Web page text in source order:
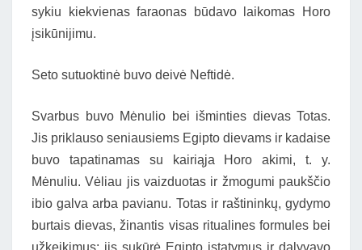
sykiu kiekvienas faraonas būdavo laikomas Horo
įsikūnijimu.
Seto sutuoktinė buvo deivė Neftidė.
Svarbus buvo Mėnulio bei išminties dievas Totas.
Jis priklauso seniausiems Egipto dievams ir kadaise
buvo tapatinamas su kairiąja Horo akimi, t. y.
Mėnuliu. Vėliau jis vaizduotas ir žmogumi paukščio
ibio galva arba pavianu. Totas ir raštininkų, gydymo
burtais dievas, žinantis visas ritualines formules bei
užkeikimus; jis sukūrė Egipto įstatymus ir dalyvavo